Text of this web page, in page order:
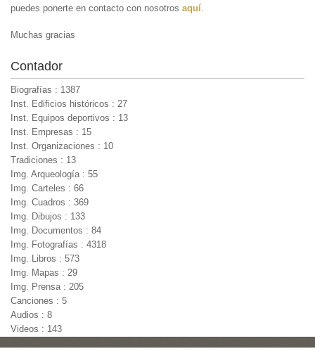
puedes ponerte en contacto con nosotros aquí
Muchas gracias
Contador
Biografías : 1387
Inst. Edificios históricos : 27
Inst. Equipos deportivos : 13
Inst. Empresas : 15
Inst. Organizaciones : 10
Tradiciones : 13
Img. Arqueología : 55
Img. Carteles : 66
Img. Cuadros : 369
Img. Dibujos : 133
Img. Documentos : 84
Img. Fotografías : 4318
Img. Libros : 573
Img. Mapas : 29
Img. Prensa : 205
Canciones : 5
Audios : 8
Videos : 143